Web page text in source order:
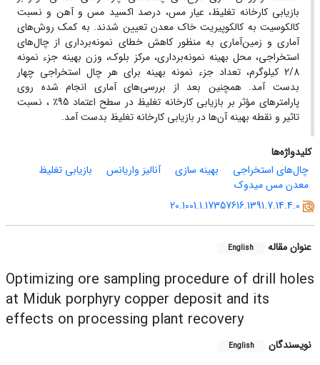
بازیابی کارخانه تغلیظ، عیار مس، درصد اکسید مس و آهن و نسبت
کالکوسیت به کالکوپیریت خاک معدن تعیین شدند. به کمک روش‌های
آماری و زمین‌آماری به منظور کاهش خطای نمونه‌برداری از چال‌های
استخراجی، محل بهینه نمونه‌برداری، مرکز بلوک، وزن بهینه جزء ‌نمونه
2/8 کیلو‌گرم، تعداد جزء نمونه بهینه برای هر چال استخراجی چهار
بدست آمد. همچنین بعد از بررسی‌های آماری انجام شده روی
پارامترهای مؤثر بر بازیابی کارخانه تغلیظ در سطح اعتماد 95٪ ، نسبت
تاثیر و نقطه بهینه آن‌ها در بازیابی کارخانه تغلیظ بدست آمد.
کلیدواژه‌ها
چال‌های استخراجی
بهینه سازی آنالیز ‌واریانس
بازیابی تغلیظ
معدن مس میدوک
20.1001.1.17357616.1391.7.14.4.0
عنوان مقاله English
Optimizing ore sampling procedure of drill holes
at Miduk porphyry copper deposit and its
effects on processing plant recovery
نویسندگان English